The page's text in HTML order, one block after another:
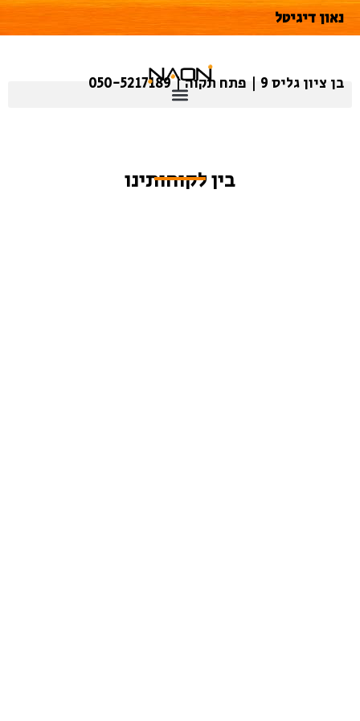
נאון דיגיטל
בן ציון גליס 9 | פתח תקוה | 050-5217189
בין לקוחותינו